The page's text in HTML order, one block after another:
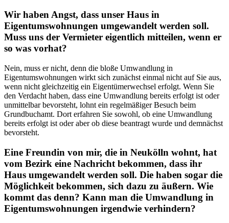
Wir haben Angst, dass unser Haus in
Eigentumswohnungen umgewandelt werden soll.
Muss uns der Vermieter eigentlich mitteilen, wenn er
so was vorhat?
Nein, muss er nicht, denn die bloße Umwandlung in
Eigentumswohnungen wirkt sich zunächst einmal nicht auf Sie aus,
wenn nicht gleichzeitig ein Eigentümerwechsel erfolgt. Wenn Sie
den Verdacht haben, dass eine Umwandlung bereits erfolgt ist oder
unmittelbar bevorsteht, lohnt ein regelmäßiger Besuch beim
Grundbuchamt. Dort erfahren Sie sowohl, ob eine Umwandlung
bereits erfolgt ist oder aber ob diese beantragt wurde und demnächst
bevorsteht.
Eine Freundin von mir, die in Neukölln wohnt, hat
vom Bezirk eine Nachricht bekommen, dass ihr
Haus umgewandelt werden soll. Die haben sogar die
Möglichkeit bekommen, sich dazu zu äußern. Wie
kommt das denn? Kann man die Umwandlung in
Eigentumswohnungen irgendwie verhindern?